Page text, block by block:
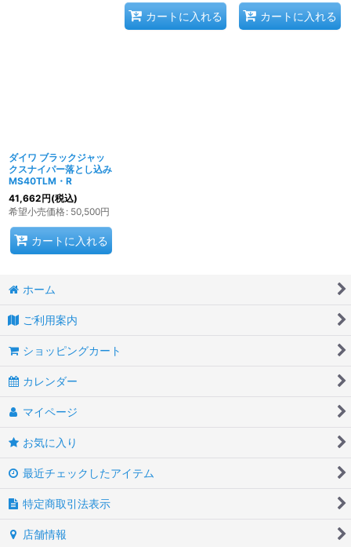
カートに入れる カートに入れる
ダイワ ブラックジャッ
クスナイパー落とし込み
MS40TLM・R
41,662円(税込)
希望小売価格: 50,500円
カートに入れる
ホーム
ご利用案内
ショッピングカート
カレンダー
マイページ
お気に入り
最近チェックしたアイテム
特定商取引法表示
店舗情報